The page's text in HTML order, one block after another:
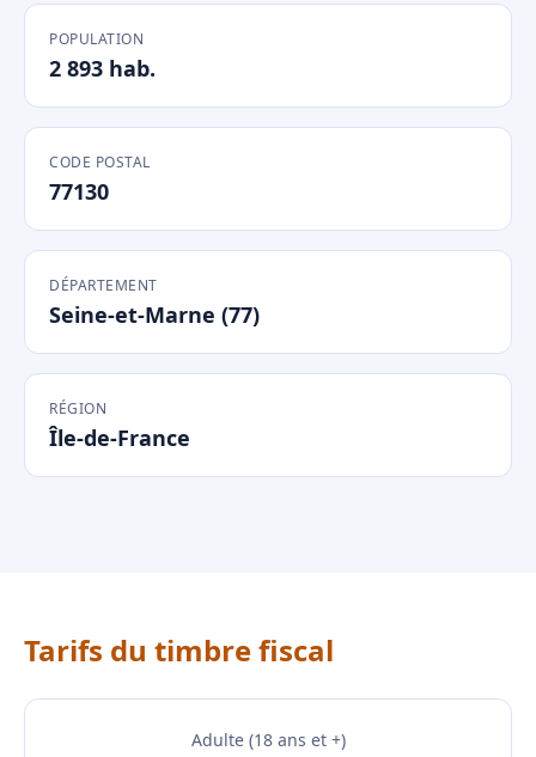
POPULATION
2 893 hab.
CODE POSTAL
77130
DÉPARTEMENT
Seine-et-Marne (77)
RÉGION
Île-de-France
Tarifs du timbre fiscal
Adulte (18 ans et +)